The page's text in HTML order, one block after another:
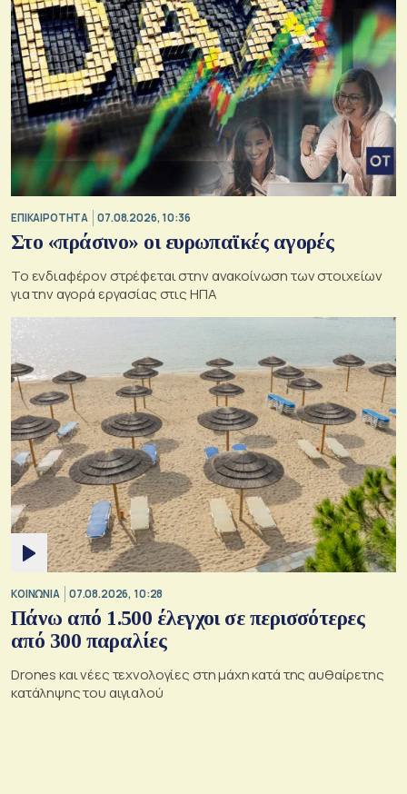
ΕΠΙΚΑΙΡΟΤΗΤΑ 07.08.2026, 10:36
Στο «πράσινο» οι ευρωπαϊκές αγορές
Το ενδιαφέρον στρέφεται στην ανακοίνωση των στοιχείων
για την αγορά εργασίας στις ΗΠΑ
ΚΟΙΝΩΝΙΑ 07.08.2026, 10:28
Πάνω από 1.500 έλεγχοι σε περισσότερες
από 300 παραλίες
Drones και νέες τεχνολογίες στη μάχη κατά της αυθαίρετης
κατάληψης του αιγιαλού